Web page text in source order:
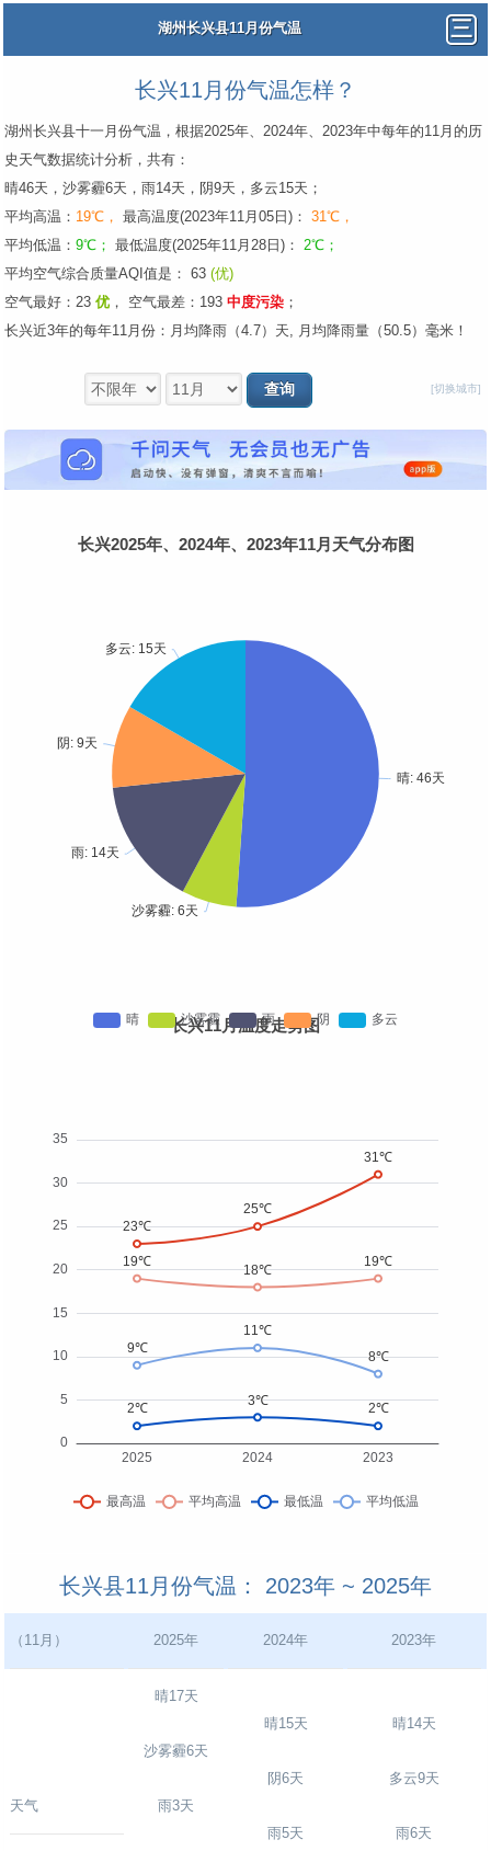
湖州长兴县11月份气温
长兴11月份气温怎样？
湖州长兴县十一月份气温，根据2025年、2024年、2023年中每年的11月的历
史天气数据统计分析，共有：
晴46天，沙雾霾6天，雨14天，阴9天，多云15天；
平均高温： 19℃， 最高温度(2023年11月05日)： 31℃，
平均低温： 9℃； 最低温度(2025年11月28日)： 2℃；
平均空气综合质量AQI值是： 63 (优)
空气最好：23 优 ， 空气最差：193 中度污染 ；
长兴近3年的每年11月份：月均降雨（4.7）天, 月均降雨量（50.5）毫米！
[切换城市]
长兴2025年、2024年、2023年11月天气分布图
长兴11月温度走势图
长兴县11月份气温： 2023年 ~ 2025年
（11月） 2025年 2024年 2023年
天气
晴17天
沙雾霾6天
雨3天
晴15天
阴6天
雨5天
晴14天
多云9天
雨6天